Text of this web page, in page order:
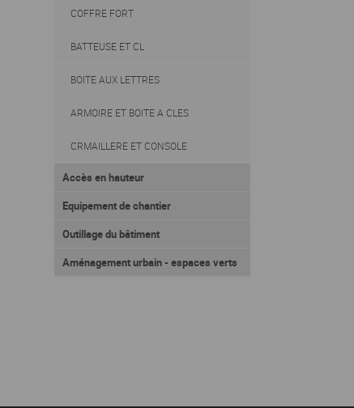
COFFRE FORT
BATTEUSE ET CL
BOITE AUX LETTRES
ARMOIRE ET BOITE A CLES
CRMAILLERE ET CONSOLE
Accès en hauteur
Equipement de chantier
Outillage du bâtiment
Aménagement urbain - espaces verts